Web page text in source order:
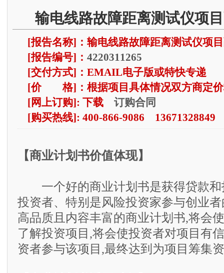
输电线路故障距离测试仪项
[报告名称]：输电线路故障距离测试仪项
[报告编号]： 4220311265
[交付方式]：EMAIL电子版或特快专递
[价 格]：根据项目具体情况双方商定
[网上订购]: 下载 订购合同
[购买热线]: 400-866-9086 13671328849
【商业计划书价值体现】
一个好的商业计划书是获得贷款和
投资者、特别是风险投资家参与创业
高品质且内容丰富的商业计划书,将会
了解投资项目,将会使投资者对项目有
资者参与该项目,最终达到为项目筹集